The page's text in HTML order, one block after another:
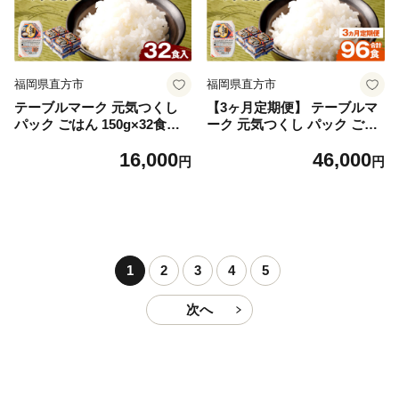
福岡県直方市
テーブルマーク 元気つくし
パック ごはん 150g×32食入
16,000円
福岡県直方市
【3ヶ月定期便】 テーブルマ
ーク 元気つくし パック ごは
46,000円
1 2 3 4 5
次へ